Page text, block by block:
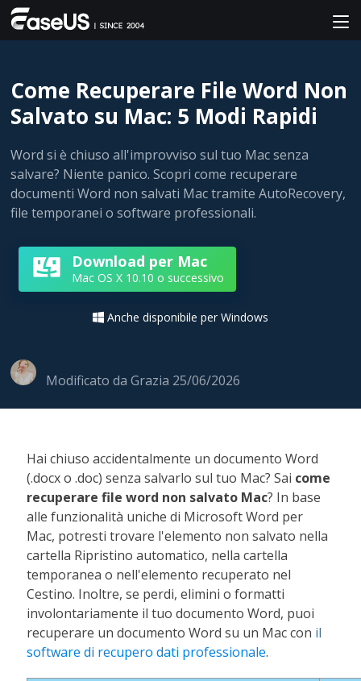
Come Recuperare File Word Non
Salvato su Mac: 5 Modi Rapidi
Word si è chiuso all'improvviso sul tuo Mac senza
salvare? Niente panico. Scopri come recuperare
documenti Word non salvati Mac tramite AutoRecovery,
file temporanei o software professionali.
Download per Mac
Mac OS X 10.10 o successivo
 Anche disponibile per Windows
Modificato daGrazia 25/06/2026
Hai chiuso accidentalmente un documento Word
(.docx o .doc) senza salvarlo sul tuo Mac? Sai come
recuperare file word non salvato Mac? In base
alle funzionalità uniche di Microsoft Word per
Mac, potresti trovare l'elemento non salvato nella
cartella Ripristino automatico, nella cartella
temporanea o nell'elemento recuperato nel
Cestino. Inoltre, se perdi, elimini o formatti
involontariamente il tuo documento Word, puoi
recuperare un documento Word su un Mac con il
software di recupero dati professionale.